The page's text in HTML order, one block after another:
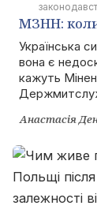
МЗНН:
запрацює
на ринок
Українська
вона є
кажуть
Анастасія